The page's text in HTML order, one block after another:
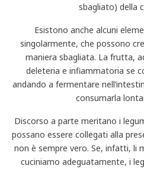
sbagliato) della
Esistono anche alcuni
singolarmente, che possono
maniera sbagliata. La frutta,
deleteria e infiammatoria se
andando a fermentare
consumarla
Discorso a parte meritano i
possano essere collegati alla
non è sempre vero. Se, infatti, li
cuciniamo adeguatamente, i